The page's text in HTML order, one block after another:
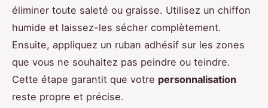
éliminer toute saleté ou graisse. Utilisez un chiffon
humide et laissez-les sécher complètement.
Ensuite, appliquez un ruban adhésif sur les zones
que vous ne souhaitez pas peindre ou teindre.
Cette étape garantit que votre personnalisation
reste propre et précise.